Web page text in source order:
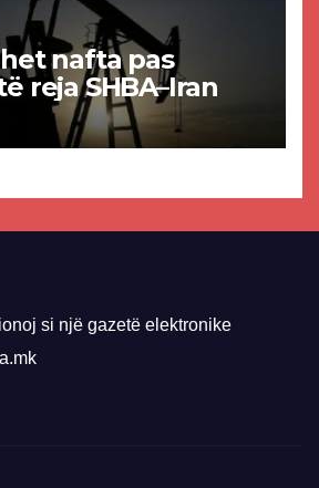
nafta pas
reja SHBA–Iran
si një gazetë elektronike